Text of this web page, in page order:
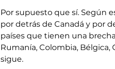
Por supuesto que sí. Según
por detrás de Canadá y por
países que tienen una
Rumanía, Colombia, Bélgica,
sigue.